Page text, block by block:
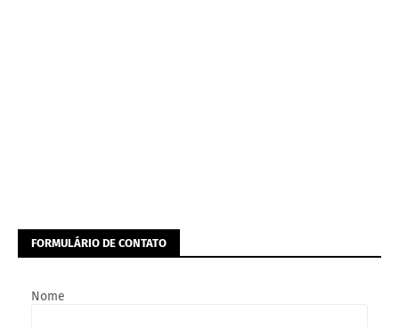
FORMULÁRIO DE CONTATO
Nome